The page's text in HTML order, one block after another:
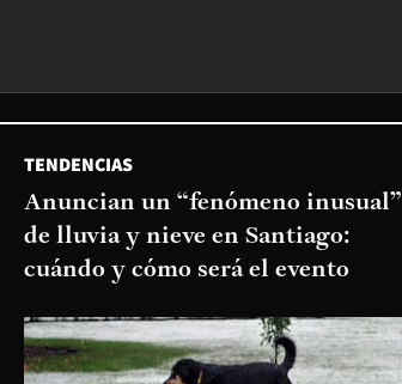
TENDENCIAS
Anuncian un “fenómeno inusual”
de lluvia y nieve en Santiago:
cuándo y cómo será el evento